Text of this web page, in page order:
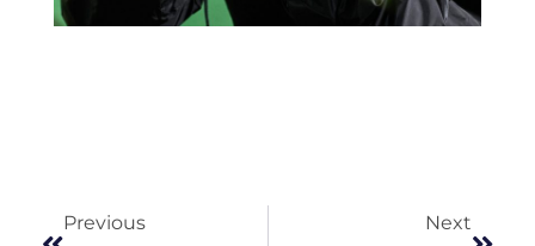
Previous Next